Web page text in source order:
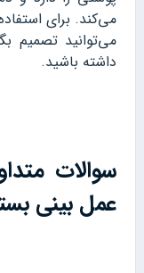
می‌کند. برای
می‌توانید تصمیم
داشته باشید.
سوالات
عمل بینی